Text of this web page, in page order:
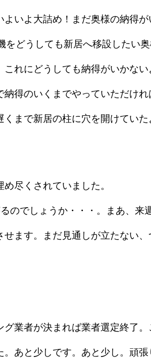
いよ大詰め！まだ奥様の納得
をどうしても新居へ移設したい
れにどうしても納得がいかな
得のいくまでやっていただけ
くまで新居の柱に穴を開けてい
尽くされていました。
のでしょうか・・・。まあ、来
ます。まだ見通しが立たない、
業者が決まれば業者選定終了
あと少しです。あと少し。頑張